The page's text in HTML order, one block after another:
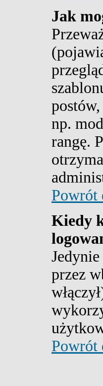
Jak
np.
rangę.
Powrót
Kiedy
przez
Powrót